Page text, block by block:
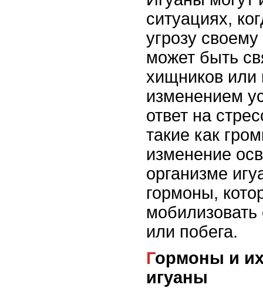
ситуациях,
угрозу
может быть
хищников или
изменением
ответ на
такие как
изменение
организме
гормоны,
или побега.
Гормоны и их роль в поведении
игуаны